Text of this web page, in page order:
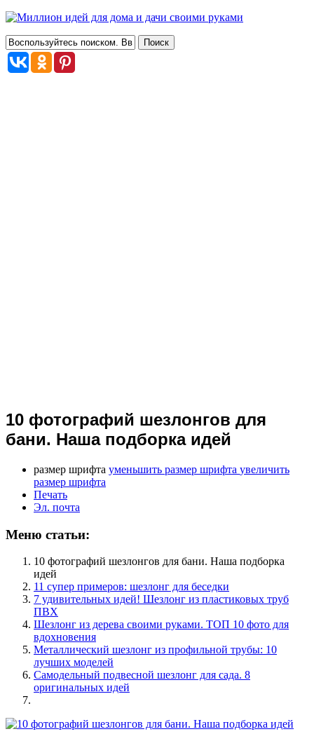
10 фотографий шезлонгов для
бани. Наша подборка идей
размер шрифта уменьшить размер шрифта увеличить
размер шрифта
Печать
Эл. почта
Меню статьи:
10 фотографий шезлонгов для бани. Наша подборка
идей
11 супер примеров: шезлонг для беседки
7 удивительных идей! Шезлонг из пластиковых труб
ПВХ
Шезлонг из дерева своими руками. ТОП 10 фото для
вдохновения
Металлический шезлонг из профильной трубы: 10
лучших моделей
Самодельный подвесной шезлонг для сада. 8
оригинальных идей